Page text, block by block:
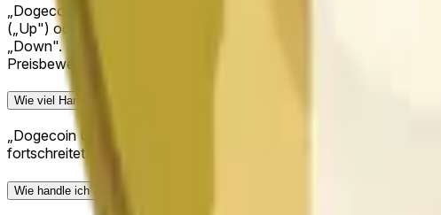
„Dogecoin Up or Down - May 18, 9PM ET" ist ein stündlich-
(„Up") oder niedriger („Down") als sein Eröffnungspreis über das
„Down". Ein Preis von 100% bedeutet, dass der Markt diesem
Preisbewegungen von Dogecoin reagieren. Anteile am richtigen
Wie viel Handelsaktivität hat „Dogecoin Up or Down - May 18, 9PM ET" auf
„Dogecoin Up or Down - May 18, 9PM ET" ist ein aktiver
fortschreitet – steigen Sie früh ein, um die Quoten mitzugestalten.
Wie handle ich auf „Dogecoin Up or Down - May 18, 9PM ET"?